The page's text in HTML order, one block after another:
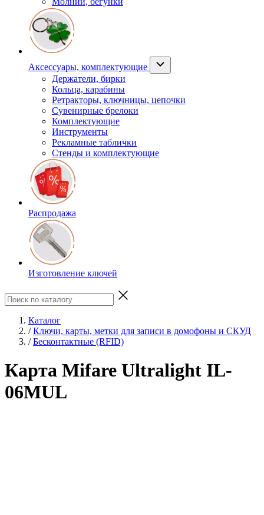
Аксессуары, комплектующие
Держатели, бирки
Кольца, карабины
Ретракторы, ключницы, цепочки
Сувенирные брелоки
Комплектующие
Инструменты
Рекламные таблички
Стенды и комплектующие
Распродажа
Изготовление ключей
Каталог
/ Ключи, карты, метки для записи в домофоны и СКУД
/ Бесконтактные (RFID)
Карта Mifare Ultralight IL-
06MUL